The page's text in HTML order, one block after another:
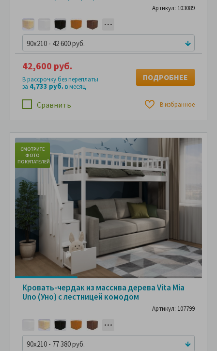
Артикул: 103089
90x210 - 42 600 руб.
Сравнить В избранное
42,600 руб.
В рассрочку без переплаты
за 4,733 руб.в месяц
ПОДРОБНЕЕ
СМОТРИТЕ
ФОТО
ПОКУПАТЕЛЕЙ
Кровать-чердак из массива дерева Vita Mia
Uno (Уно) с лестницей комодом
Артикул: 107799
90x210 - 77 380 руб.